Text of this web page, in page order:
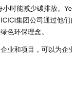
时能减少碳排放。
集团公司通过他
色环保理念。
业和项目，可以为